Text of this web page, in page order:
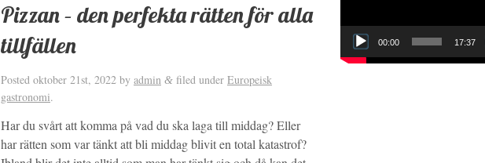
Pizzan – den perfekta rätten för alla
tillfällen
Posted oktober 21st, 2022 by admin & filed under Europeisk
gastronomi.
Har du svårt att komma på vad du ska laga till middag? Eller
har rätten som var tänkt att bli middag blivit en total katastrof?
00:00 17:37